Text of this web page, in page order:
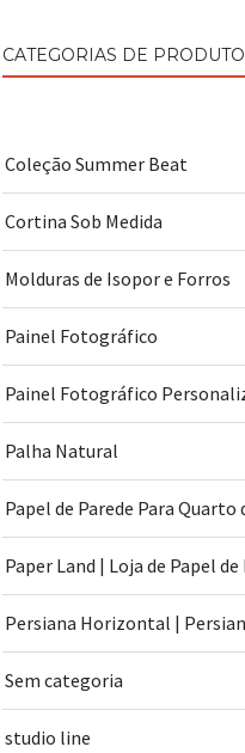
CATEGORIAS DE PRODUTO
Coleção Summer Beat
Cortina Sob Medida
Molduras de Isopor e Forros
Painel Fotográfico
Palha Natural
Sem categoria
studio line